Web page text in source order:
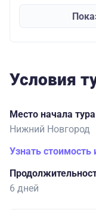
Условия
Место начала тура
Нижний Новгород
Узнать стоимость
6 дней